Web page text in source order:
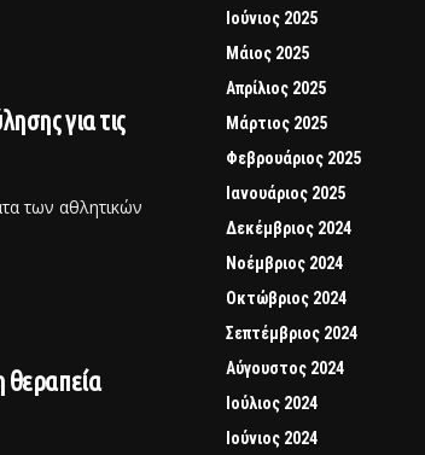
για τις
των αθλητικών
θεραπεία
Ιούνιος 2025
Μάιος 2025
Απρίλιος 2025
Μάρτιος 2025
Φεβρουάριος 2025
Ιανουάριος 2025
Δεκέμβριος 2024
Νοέμβριος 2024
Οκτώβριος 2024
Σεπτέμβριος 2024
Αύγουστος 2024
Ιούλιος 2024
Ιούνιος 2024